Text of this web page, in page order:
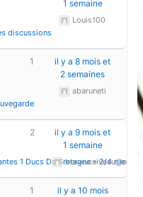
discussions
1 semaine
Louis100
1
il y a 8 mois et
2 semaines
abaruneti
1 Ducs De Bretagne – 2/4 rue
2
il y a 9 mois et
1 semaine
1 il y a 10 mois